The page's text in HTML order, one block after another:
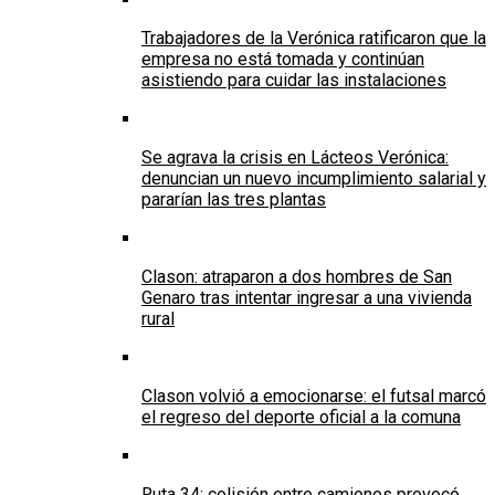
Trabajadores de la Verónica ratificaron que la
empresa no está tomada y continúan
asistiendo para cuidar las instalaciones
Se agrava la crisis en Lácteos Verónica:
denuncian un nuevo incumplimiento salarial y
pararían las tres plantas
Clason: atraparon a dos hombres de San
Genaro tras intentar ingresar a una vivienda
rural
Clason volvió a emocionarse: el futsal marcó
el regreso del deporte oficial a la comuna